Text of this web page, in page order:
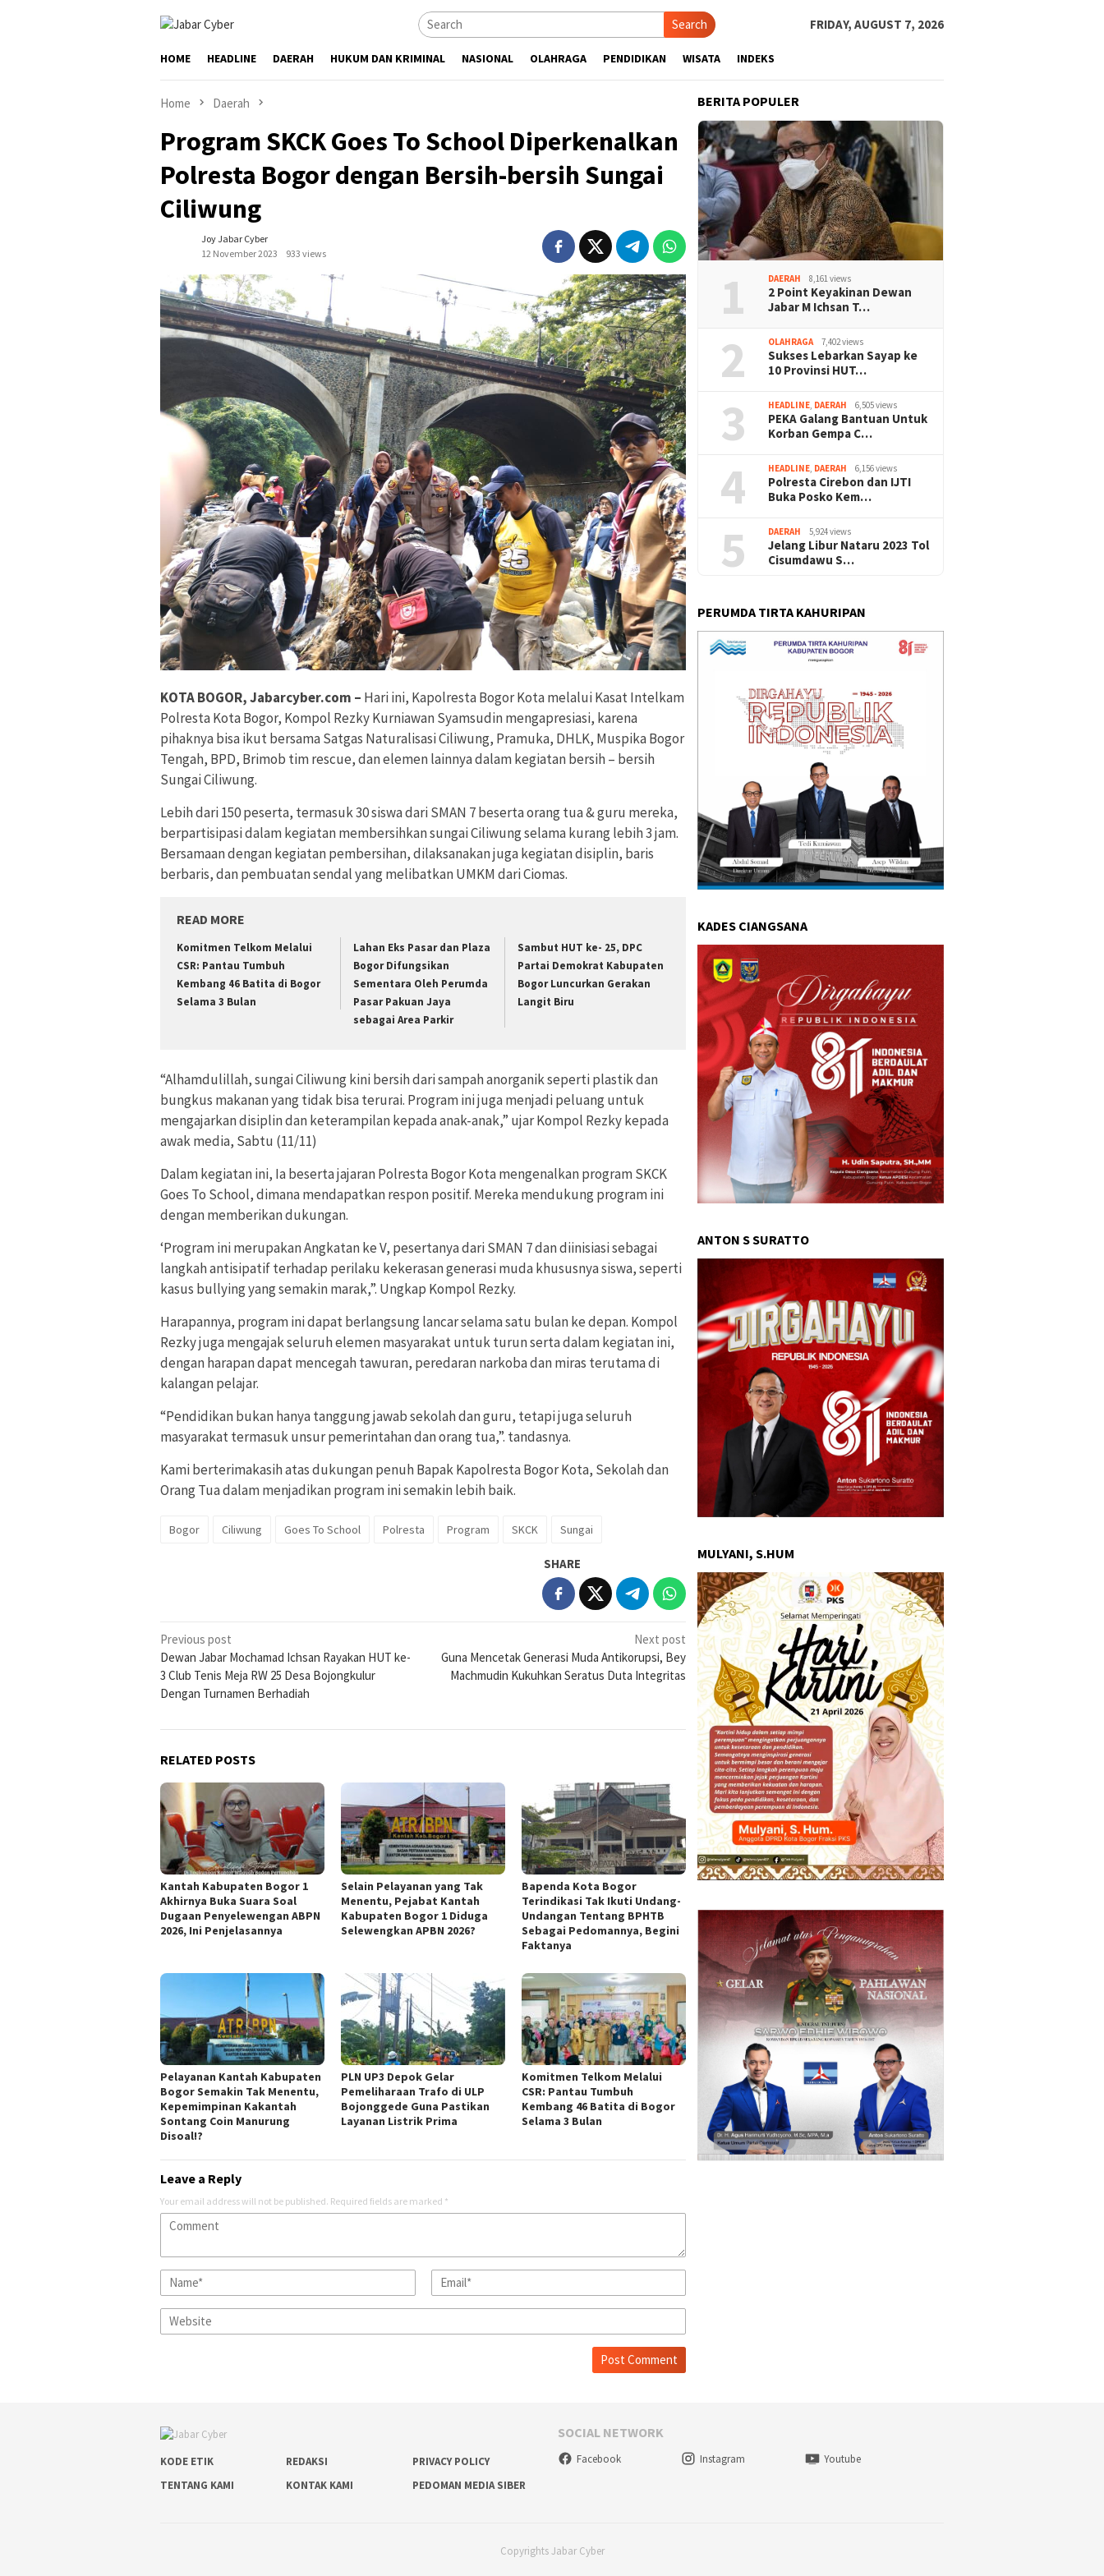
Search FRIDAY, AUGUST 7, 2026
HOME HEADLINE DAERAH HUKUM DAN KRIMINAL NASIONAL OLAHRAGA PENDIDIKAN WISATA INDEKS
Home Daerah
Program SKCK Goes To School Diperkenalkan
Polresta Bogor dengan Bersih-bersih Sungai
Ciliwung
Joy Jabar Cyber
12 November 2023
933 views
KOTA BOGOR, Jabarcyber.com – Hari ini, Kapolresta Bogor Kota melalui Kasat Intelkam
Polresta Kota Bogor, Kompol Rezky Kurniawan Syamsudin mengapresiasi, karena
pihaknya bisa ikut bersama Satgas Naturalisasi Ciliwung, Pramuka, DHLK, Muspika Bogor
Tengah, BPD, Brimob tim rescue, dan elemen lainnya dalam kegiatan bersih – bersih
Sungai Ciliwung.
Lebih dari 150 peserta, termasuk 30 siswa dari SMAN 7 beserta orang tua & guru mereka,
berpartisipasi dalam kegiatan membersihkan sungai Ciliwung selama kurang lebih 3 jam.
Bersamaan dengan kegiatan pembersihan, dilaksanakan juga kegiatan disiplin, baris
berbaris, dan pembuatan sendal yang melibatkan UMKM dari Ciomas.
READ MORE
Komitmen Telkom Melalui
CSR: Pantau Tumbuh
Kembang 46 Batita di Bogor
Selama 3 Bulan
Lahan Eks Pasar dan Plaza
Bogor Difungsikan
Sementara Oleh Perumda
Pasar Pakuan Jaya
sebagai Area Parkir
Sambut HUT ke- 25, DPC
Partai Demokrat Kabupaten
Bogor Luncurkan Gerakan
Langit Biru
“Alhamdulillah, sungai Ciliwung kini bersih dari sampah anorganik seperti plastik dan
bungkus makanan yang tidak bisa terurai. Program ini juga menjadi peluang untuk
mengajarkan disiplin dan keterampilan kepada anak-anak,” ujar Kompol Rezky kepada
awak media, Sabtu (11/11)
Dalam kegiatan ini, Ia beserta jajaran Polresta Bogor Kota mengenalkan program SKCK
Goes To School, dimana mendapatkan respon positif. Mereka mendukung program ini
dengan memberikan dukungan.
‘Program ini merupakan Angkatan ke V, pesertanya dari SMAN 7 dan diinisiasi sebagai
langkah antisipatif terhadap perilaku kekerasan generasi muda khususnya siswa, seperti
kasus bullying yang semakin marak,”. Ungkap Kompol Rezky.
Harapannya, program ini dapat berlangsung lancar selama satu bulan ke depan. Kompol
Rezky juga mengajak seluruh elemen masyarakat untuk turun serta dalam kegiatan ini,
dengan harapan dapat mencegah tawuran, peredaran narkoba dan miras terutama di
kalangan pelajar.
“Pendidikan bukan hanya tanggung jawab sekolah dan guru, tetapi juga seluruh
masyarakat termasuk unsur pemerintahan dan orang tua,”. tandasnya.
Kami berterimakasih atas dukungan penuh Bapak Kapolresta Bogor Kota, Sekolah dan
Orang Tua dalam menjadikan program ini semakin lebih baik.
Bogor Ciliwung Goes To School Polresta Program SKCK Sungai
SHARE
Post
navigation
Previous post
Dewan Jabar Mochamad Ichsan Rayakan HUT ke-
3 Club Tenis Meja RW 25 Desa Bojongkulur
Dengan Turnamen Berhadiah
Next post
Guna Mencetak Generasi Muda Antikorupsi, Bey
Machmudin Kukuhkan Seratus Duta Integritas
RELATED POSTS
Kantah Kabupaten Bogor 1
Akhirnya Buka Suara Soal
Dugaan Penyelewengan ABPN
2026, Ini Penjelasannya
Selain Pelayanan yang Tak
Menentu, Pejabat Kantah
Kabupaten Bogor 1 Diduga
Selewengkan APBN 2026?
Bapenda Kota Bogor
Terindikasi Tak Ikuti Undang-
Undangan Tentang BPHTB
Sebagai Pedomannya, Begini
Faktanya
Pelayanan Kantah Kabupaten
Bogor Semakin Tak Menentu,
Kepemimpinan Kakantah
Sontang Coin Manurung
Disoal!?
PLN UP3 Depok Gelar
Pemeliharaan Trafo di ULP
Bojonggede Guna Pastikan
Layanan Listrik Prima
Komitmen Telkom Melalui
CSR: Pantau Tumbuh
Kembang 46 Batita di Bogor
Selama 3 Bulan
Leave a Reply
Your email address will not be published. Required fields are marked *
BERITA POPULER
1 DAERAH 8,161 views
2 Point Keyakinan Dewan
Jabar M Ichsan T…
2 OLAHRAGA 7,402 views
Sukses Lebarkan Sayap ke
10 Provinsi HUT…
3 HEADLINE DAERAH 6,505 views
PEKA Galang Bantuan Untuk
Korban Gempa C…
4 HEADLINE DAERAH 6,156 views
Polresta Cirebon dan IJTI
Buka Posko Kem…
5 DAERAH 5,924 views
Jelang Libur Nataru 2023 Tol
Cisumdawu S…
PERUMDA TIRTA KAHURIPAN
KADES CIANGSANA
ANTON S SURATTO
MULYANI, S.HUM
KODE ETIK REDAKSI
PRIVACY POLICY
TENTANG KAMI
KONTAK KAMI PEDOMAN MEDIA SIBER
SOCIAL NETWORK
Facebook Instagram Youtube
Copyrights Jabar Cyber